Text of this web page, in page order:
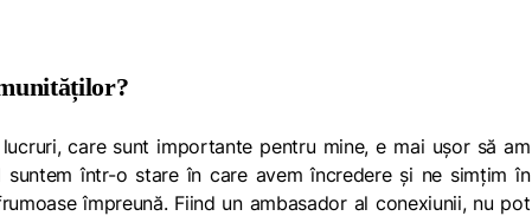
care sunt importante pentru mine, e mai ușor să am
într-o stare în care avem încredere și ne simțim în
împreună. Fiind un ambasador al conexiunii, nu pot